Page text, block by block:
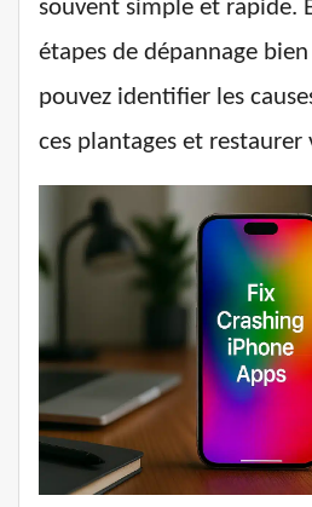
souvent simple et rapide.
étapes de dépannage
pouvez identifier les
ces plantages et restaurer